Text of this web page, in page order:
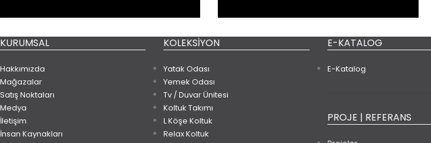
KURUMSAL
Hakkımızda
Mağazalar
Satış Noktaları
Medya
İletişim
İnsan Kaynakları
KOLEKSIYON
Yatak Odası
Yemek Odası
Tv / Duvar Ünitesi
Koltuk Takımı
L Köşe Koltuk
Relax Koltuk
E-KATALOG
E-Katalog
PROJE | REFERANS